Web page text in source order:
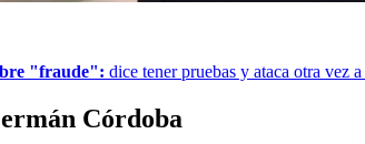
"fraude": dice tener pruebas y ataca otra vez
Córdoba